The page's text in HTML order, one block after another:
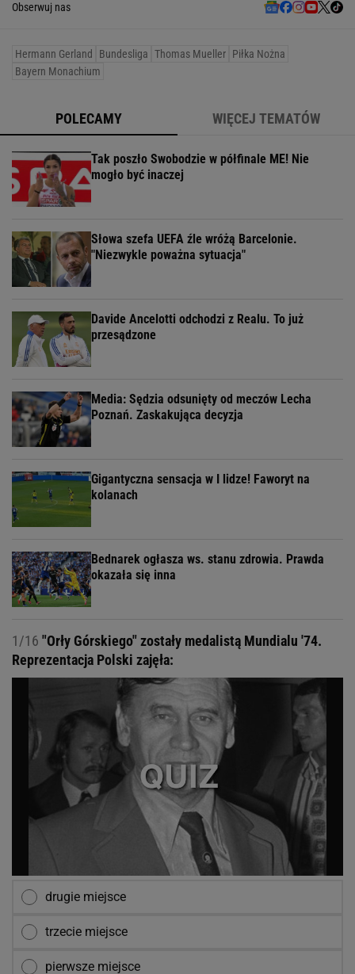
Obserwuj nas
Hermann Gerland Bundesliga Thomas Mueller Piłka Nożna
Bayern Monachium
POLECAMY WIĘCEJ TEMATÓW
Tak poszło Swobodzie w półfinale ME! Nie
mogło być inaczej
Słowa szefa UEFA źle wróżą Barcelonie.
"Niezwykle poważna sytuacja"
Davide Ancelotti odchodzi z Realu. To już
przesądzone
Media: Sędzia odsunięty od meczów Lecha
Poznań. Zaskakująca decyzja
Gigantyczna sensacja w I lidze! Faworyt na
kolanach
Bednarek ogłasza ws. stanu zdrowia. Prawda
okazała się inna
1/16 "Orły Górskiego" zostały medalistą Mundialu '74.
Reprezentacja Polski zajęła:
drugie miejsce
trzecie miejsce
pierwsze miejsce